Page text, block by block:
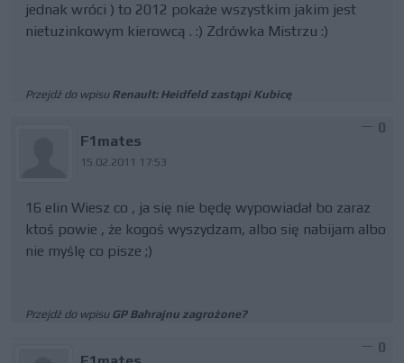
jednak wróci ) to 2012 pokaże wszystkim jakim jest
nietuzinkowym kierowcą . :) Zdrówka Mistrzu :)
Przejdź do wpisu Renault: Heidfeld zastąpi Kubicę
F1mates
15.02.2011 17:53
0
16 elin Wiesz co , ja się nie będę wypowiadał bo zaraz
ktoś powie , że kogoś wyszydzam, albo się nabijam albo
nie myślę co pisze ;)
Przejdź do wpisu GP Bahrajnu zagrożone?
0